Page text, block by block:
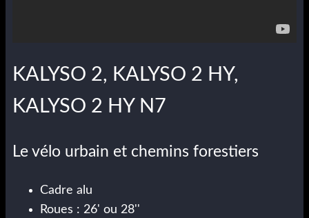
KALYSO 2, KALYSO 2 HY,
KALYSO 2 HY N7
Le vélo urbain et chemins forestiers
Cadre alu
Roues : 26' ou 28''